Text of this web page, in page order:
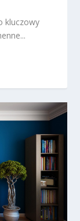
kluczowy